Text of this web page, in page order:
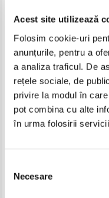
Acest site utilizează
Folosim cookie-uri
anunțurile, pentru a
a analiza traficul. De
rețele sociale, de
privire la modul în
pot combina cu alte
în urma folosirii
consimțământului
Necesare
Liviu Iliescu - Semnalul vizual
pereche
Pret:14,00Lei 8,40 Lei
Adaugă în coș